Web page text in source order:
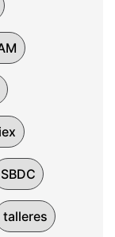
SBDC
talleres